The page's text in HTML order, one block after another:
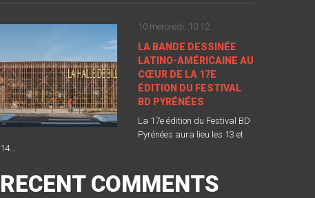
10 mercredi, 10:12
LA BANDE DESSINÉE
LATINO-AMÉRICAINE AU
CŒUR DE LA 17E
ÉDITION DU FESTIVAL
BD PYRÉNÉES
La 17e édition du Festival BD
Pyrénées aura lieu les 13 et
14...
RECENT COMMENTS